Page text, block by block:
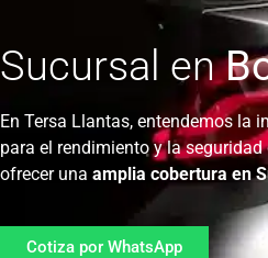
Sucursal en
En Tersa Llantas, entendemos la
para el rendimiento y la
ofrecer una amplia cobertura en
Cotiza por WhatsApp